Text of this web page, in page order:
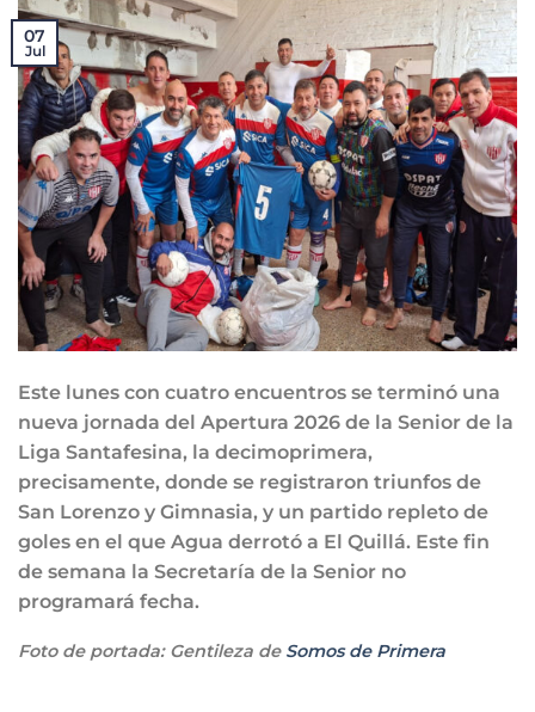
07
Jul
Este lunes con cuatro encuentros se terminó una
nueva jornada del Apertura 2026 de la Senior de la
Liga Santafesina, la decimoprimera,
precisamente, donde se registraron triunfos de
San Lorenzo y Gimnasia, y un partido repleto de
goles en el que Agua derrotó a El Quillá. Este fin
de semana la Secretaría de la Senior no
programará fecha.
Foto de portada: Gentileza de Somos de Primera